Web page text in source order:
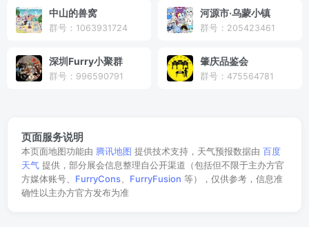
中山的兽窝
群号：1063931724
河源市·乌蒙小镇
群号：205423461
深圳Furry小聚群
群号：996590791
肇庆品鉴会
群号：475564781
页面服务说明
本页面地图功能由 腾讯地图 提供技术支持，天气预报数据由 百度
天气 提供，部分展会信息整理自公开渠道（包括但不限于主办方官
方媒体账号、 FurryCons、 FurryFusion 等），仅供参考，信息准
确性以主办方官方发布为准